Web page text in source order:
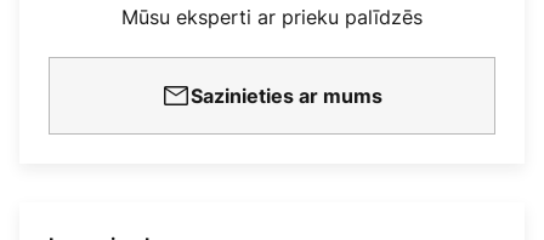
Mūsu eksperti ar prieku palīdzēs
Sazinieties ar mums